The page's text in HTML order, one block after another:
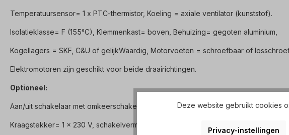
Temperatuursensor= 1 x PTC-thermistor, Koeling = axiale ventilator (kunststof).
Isolatieklasse= F (155°C), Klemmenkast= boven, Behuizing= gegoten aluminium,
Kogellagers = SKF, C&U of gelijkWaardig, Motorvoeten = schroefbaar of
Elektromotoren zijn geschikt voor beide draairichtingen.
Optioneel:
Aan/uit schakelaar met omkeerschakelaar voor links/rechts draaien,
Kraagstekker= 1 x 230 V, schakelvermogen= 16 A, omgevingstemperatuur= -5°C tot
Deze website gebruikt cookies
Privacy-instellingen